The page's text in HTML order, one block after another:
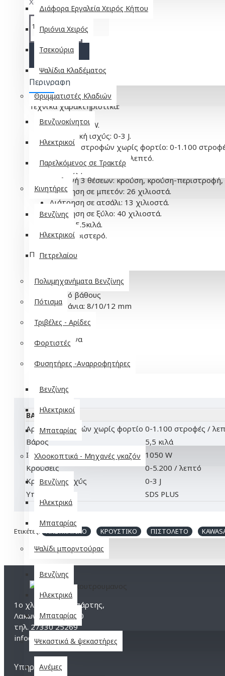
Διάφορα Εργαλεία Χειρός Κήπου
Πριόνια Χειρός
Τσεκούρια
Ψαλίδια Κλαδέματος
Θρυμματιστές Κλαδιών
Βενζινοκίνητοι
Ηλεκτρικοί
Παρελκόμενος σε Τρακτέρ
Κινητήρες
Βενζίνης
Ηλεκτρικοί
Πετρελαίου
Πολυμηχανήματα Βενζίνης
Πότισμα
Τριβέλες - Αρίδες
Φορτιστές
Φυσητήρες -Αναρροφητήρες
Βενζίνης
Ηλεκτρικοί
Μπαταρίας
Χλοοκοπτικά - Μηχανές γκαζόν
Βενζίνης
Ηλεκτρικά
Μπαταρίας
Ψαλίδι μπορντούρας
Βενζίνης
Ηλεκτρικά
Μπαταρίας
Ψεκαστικά & ψεκαστήρες
Ανέμες
ΚΑΛΆΘΙ
Περιγραφή
Τεχνικά χαρακτηριστικά:
Ισχύς: 1050W.
Κρουστική ισχύς: 0-3 J.
Αριθμός στροφών χωρίς φορτίο: 0-1.100
Κρούσεις: 0-5.200 ανά λεπτό.
Υποδοχή: SDS PLUS.
Επιλογή 3 θέσεων: κρούση, κρούση-
Διάτρηση σε μπετόν: 26 χιλιοστά.
Διάτρηση σε ατσάλι: 13 χιλιοστά.
Διάτρηση σε ξύλο: 40 χιλιοστά.
Βάρος: 5.5κιλά.
Δεξί - Αριστερό.
Περιλαμβάνει:
Πρόσθετη χειρολαβη
Οδηγό βάθους
Τρυπάνια: 8/10/12 mm
Καλέμι
Βελόνι
Κασετίνα
ΒΑΣΙΚΆ
Αριθμός στροφών χωρίς φορτίο 0-1.100 στροφές /
Βάρος
5,5 κιλά
Ισχύς
1050 W
Κρούσεις
0-5.200 / λεπτό
Κρουστική ισχύς
0-3 J
Υποδοχή
SDS PLUS
Ετικέτες: ΠΝΕΥΜΑΤΙΚΟ ΚΡΟΥΣΤΙΚΟ ΠΙΣΤΟΛΕΤΟ
1ο χλμ Γυθείου-Σπάρτης,
Λακωνία, τ.κ. 23200
τηλ. 27330 25269
info@koutroumanos-tools.gr
Υπηρεσίες